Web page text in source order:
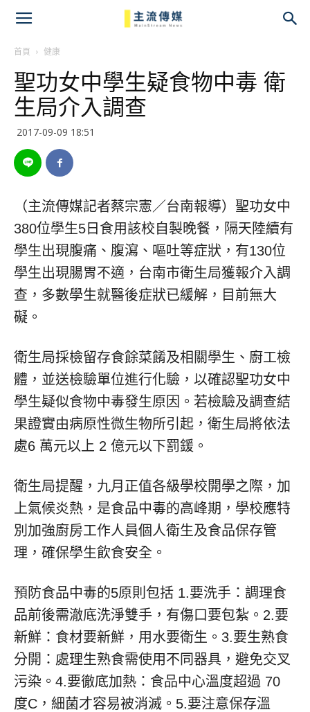
首頁 健康
聖功女中學生疑食物中毒 衛
生局介入調查
2017-09-09 18:51
（主流傳媒記者蔡宗憲／台南報導）聖功女中
380位學生5日食用該校自製晚餐，隔天陸續有
學生出現腹痛、腹瀉、嘔吐等症狀，有130位
學生出現腸胃不適，台南市衛生局獲報介入調
查，多數學生就醫後症狀已緩解，目前無大
礙。
衛生局採檢留存食餘菜餚及相關學生、廚工檢
體，並送檢驗單位進行化驗，以確認聖功女中
學生疑似食物中毒發生原因。若檢驗及調查結
果證實由病原性微生物所引起，衛生局將依法
處6 萬元以上 2 億元以下罰鍰。
衛生局提醒，九月正值各級學校開學之際，加
上氣候炎熱，是食品中毒的高峰期，學校應特
別加強廚房工作人員個人衛生及食品保存管
理，確保學生飲食安全。
預防食品中毒的5原則包括 1.要洗手：調理食
品前後需澈底洗淨雙手，有傷口要包紮。2.要
新鮮：食材要新鮮，用水要衛生。3.要生熟食
分開：處理生熟食需使用不同器具，避免交叉
污染。4.要徹底加熱：食品中心溫度超過 70
度C，細菌才容易被消滅。5.要注意保存溫